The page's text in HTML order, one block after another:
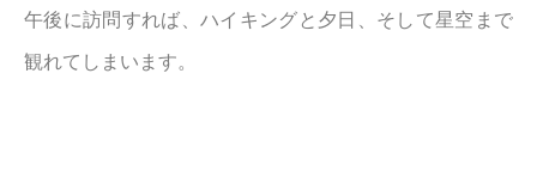
午後に訪問すれば、ハイキングと夕日、そして星空まで
観れてしまいます。